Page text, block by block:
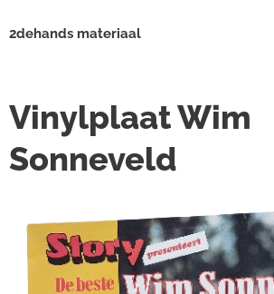
2dehands materiaal
Vinylplaat Wim
Sonneveld